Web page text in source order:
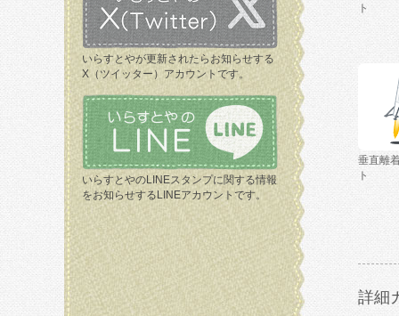
いらすとやが更新されたらお知らせする
X（ツイッター）アカウントです。
いらすとやのLINEスタンプに関する情報
をお知らせするLINEアカウントです。
ト
垂直離
ト
詳細